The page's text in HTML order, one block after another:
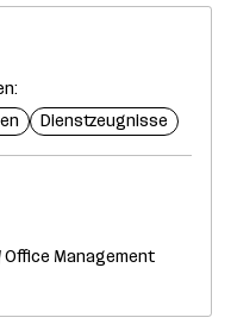
Dienstzeugnisse
Management